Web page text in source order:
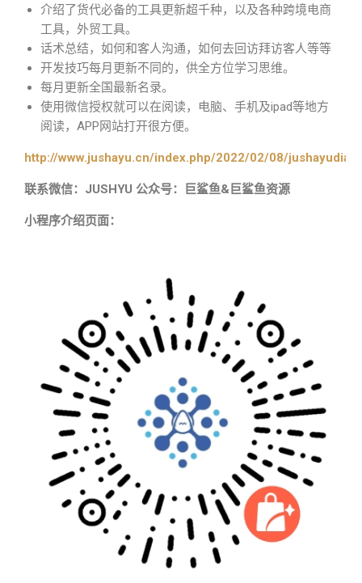
介绍了货代必备的工具更新超千种，以及各种跨境电商
工具，外贸工具。
话术总结，如何和客人沟通，如何去回访拜访客人等等
开发技巧每月更新不同的，供全方位学习思维。
每月更新全国最新名录。
使用微信授权就可以在阅读，电脑、手机及ipad等地方
阅读，APP网站打开很方便。
http://www.jushayu.cn/index.php/2022/02/08/
联系微信：JUSHYU 公众号：巨鲨鱼&巨鲨鱼资源
小程序介绍页面：